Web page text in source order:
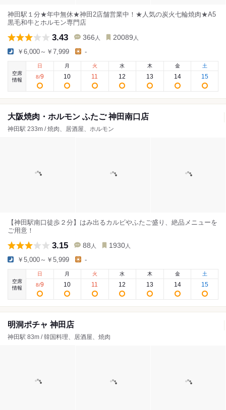
神田駅１分★年中無休★神田2店舗営業中！★人気の炭火七輪焼肉★A5
黒毛和牛とホルモン専門店
3.43 366 人 20089 人
￥6,000～￥7,999 -
空席
情報
日
8/9
月
10
火
11
水
12
木
13
金
14
土
15
大阪焼肉・ホルモン ふたご 神田南口店
神田駅 233m / 焼肉、居酒屋、ホルモン
【神田駅南口徒歩２分】はみ出るカルビやふたご盛り、絶品メニューを
ご用意！
3.15 88 人 1930 人
￥5,000～￥5,999 -
空席
情報
日
8/9
月
10
火
11
水
12
木
13
金
14
土
15
明洞ポチャ 神田店
神田駅 83m / 韓国料理、居酒屋、焼肉